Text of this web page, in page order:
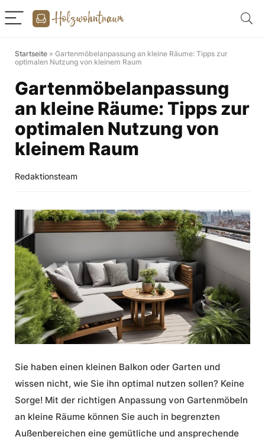
Startseite » Gartenmöbelanpassung an kleine Räume: Tipps zur
optimalen Nutzung von kleinem Raum
Gartenmöbelanpassung
an kleine Räume: Tipps zur
optimalen Nutzung von
kleinem Raum
Redaktionsteam
Sie haben einen kleinen Balkon oder Garten und
wissen nicht, wie Sie ihn optimal nutzen sollen? Keine
Sorge! Mit der richtigen Anpassung von Gartenmöbeln
an kleine Räume können Sie auch in begrenzten
Außenbereichen eine gemütliche und ansprechende